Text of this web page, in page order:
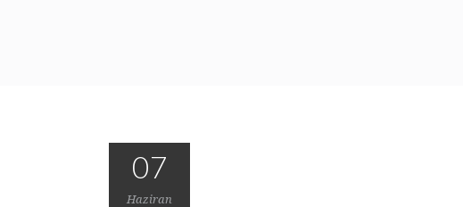
07
Haziran